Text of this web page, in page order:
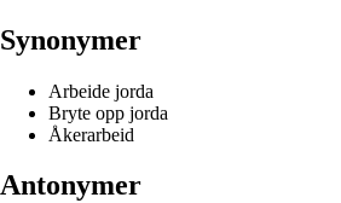
Synonymer
Arbeide jorda
Bryte opp jorda
Åkerarbeid
Antonymer